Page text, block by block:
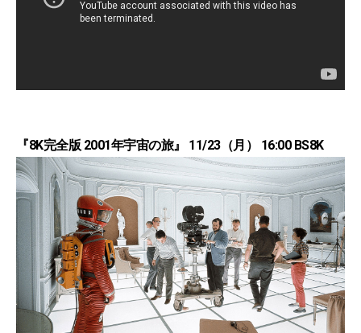
『8K完全版 2001年宇宙の旅』 11/23（月） 16:00 BS8K